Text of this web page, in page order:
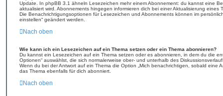
Update. In phpBB 3.1 ähneln Lesezeichen mehr einem Abonnement: du kannst eine
aktualisiert wird. Abonnements hingegen informieren dich bei einer Aktualisierung eines
Die Benachrichtigungsoptionen für Lesezeichen und Abonnements können im
einstellen“ geändert werden.
Nach oben
Wie kann ich ein Lesezeichen auf ein Thema setzen oder ein Thema abonnieren?
Du kannst ein Lesezeichen auf ein Thema setzen oder es abonnieren, in dem du die
Optionen“ auswählst, die sich normalerweise ober- und unterhalb des
Wenn du bei der Antwort auf ein Thema die Option „Mich benachrichtigen, sobald eine
das Thema ebenfalls für dich abonniert.
Nach oben